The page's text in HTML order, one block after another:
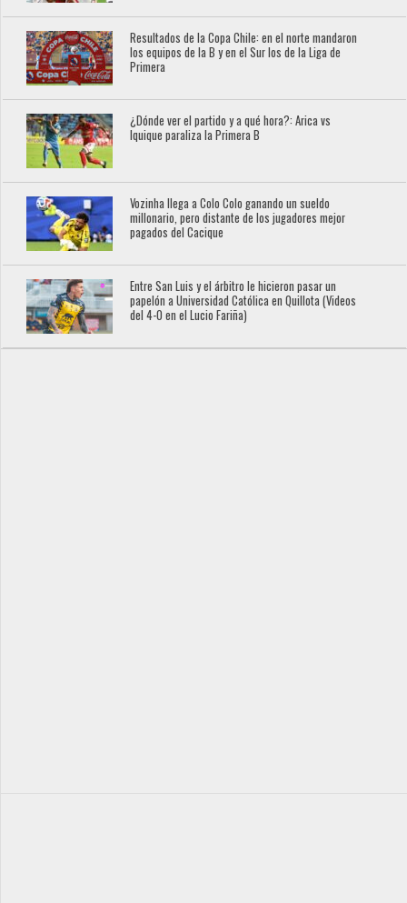
Resultados de la Copa Chile: en el norte mandaron
los equipos de la B y en el Sur los de la Liga de
Primera
¿Dónde ver el partido y a qué hora?: Arica vs
Iquique paraliza la Primera B
Vozinha llega a Colo Colo ganando un sueldo
millonario, pero distante de los jugadores mejor
pagados del Cacique
Entre San Luis y el árbitro le hicieron pasar un
papelón a Universidad Católica en Quillota (Videos
del 4-0 en el Lucio Fariña)